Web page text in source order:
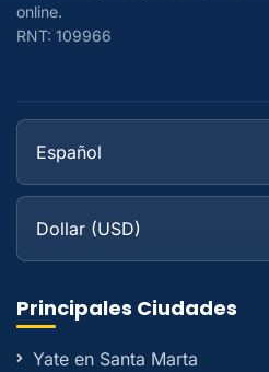
online.
RNT: 109966
Principales Ciudades
Yate en Santa Marta